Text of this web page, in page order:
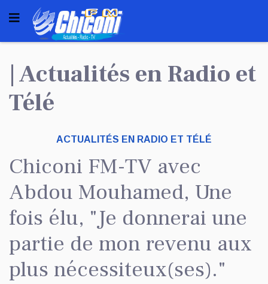
| Actualités en Radio et
Télé
ACTUALITÉS EN RADIO ET TÉLÉ
Chiconi FM-TV avec
Abdou Mouhamed, Une
fois élu, "Je donnerai une
partie de mon revenu aux
plus nécessiteux(ses)."